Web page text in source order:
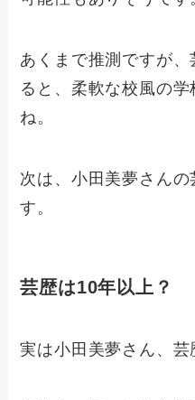
あくまで推測ですが、
ると、柔軟な校風の
ね。
次は、小田美夢さん
す。
芸歴は10年以上？
実は小田美夢さん、芸